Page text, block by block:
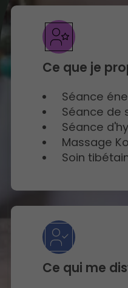
Ce que je
Séance
Séance de
Séance
Massage
Soin
Ce qui me